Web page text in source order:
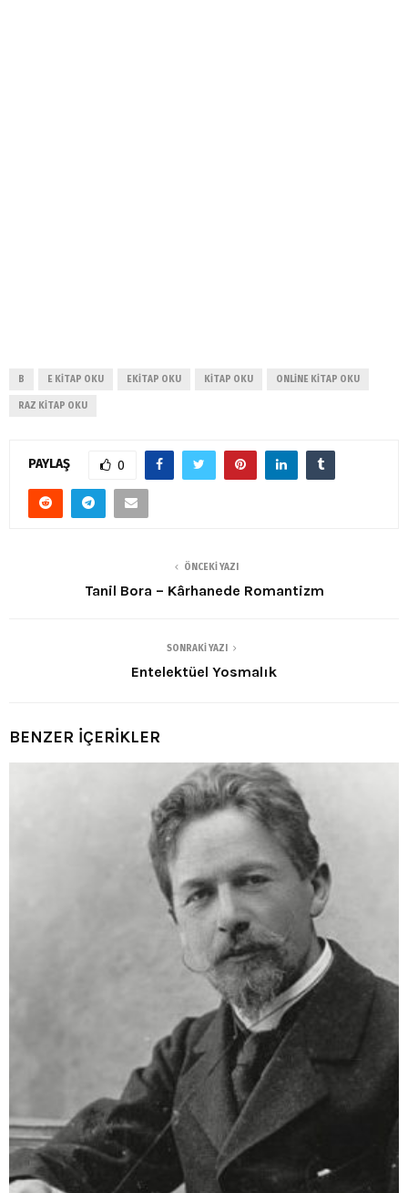
B E KITAP OKU EKITAP OKU KITAP OKU ONLINE KITAP OKU
RAZ KITAP OKU
PAYLAŞ 0
ÖNCEKI YAZI
Tanil Bora – Kârhanede Romantizm
SONRAKI YAZI
Entelektüel Yosmalık
BENZER İÇERİKLER